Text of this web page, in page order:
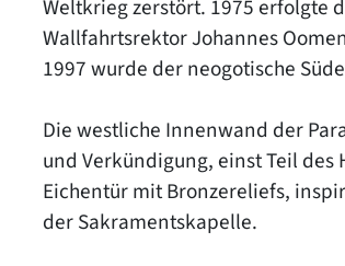
Weltkrieg zerstört. 1975 erfolgte
Wallfahrtsrektor Johannes
1997 wurde der neogotische
Die westliche Innenwand der
und Verkündigung, einst Teil
Eichentür mit Bronzereliefs,
der Sakramentskapelle.